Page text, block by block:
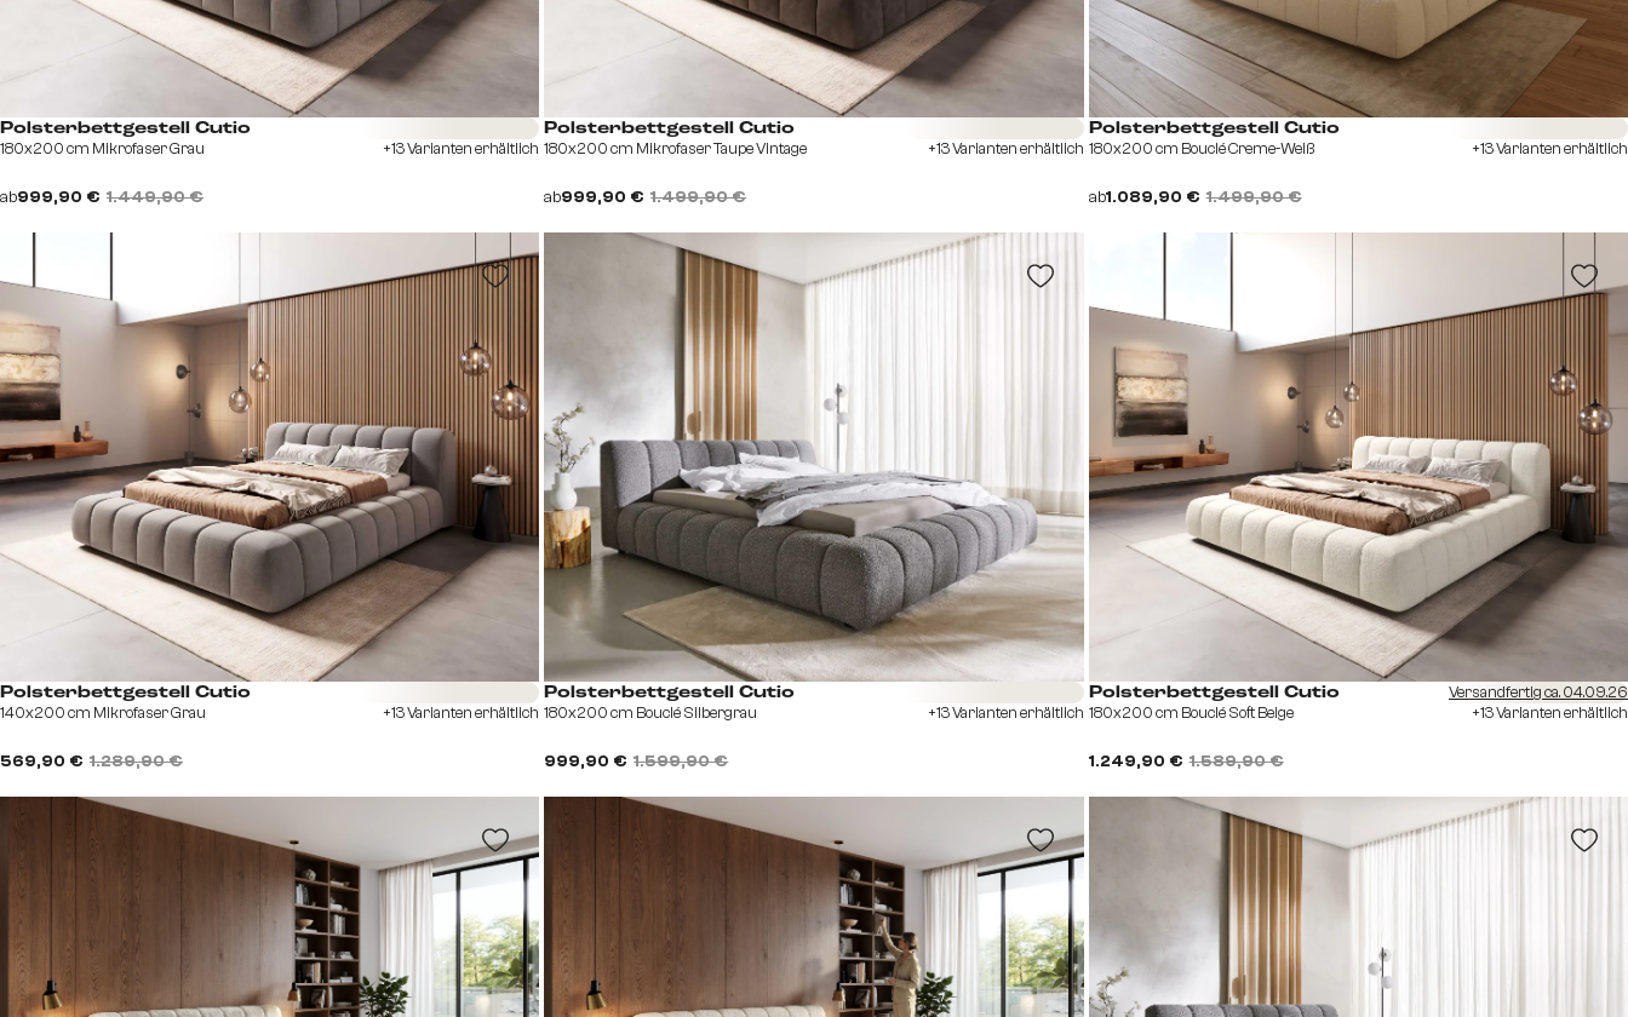
Polsterbettgestell Cutio
180x200 cm Mikrofaser Grau
ab999,90 € 1.449,90 €
Sofort versandfertig
+13 Varianten erhältlich
Polsterbettgestell Cutio
180x200 cm Mikrofaser Taupe Vintage
ab999,90 € 1.499,90 €
Sofort versandfertig
+13 Varianten erhältlich
Polsterbettgestell Cutio
180x200 cm Bouclé Creme-Weiß
ab1.089,90 € 1.499,90 €
Sofort versandfertig
+13 Varianten erhältlich
Polsterbettgestell Cutio
140x200 cm Mikrofaser Grau
569,90 € 1.289,90 €
Sofort versandfertig
+13 Varianten erhältlich
Polsterbettgestell Cutio
180x200 cm Bouclé Silbergrau
999,90 € 1.599,90 €
Sofort versandfertig
+13 Varianten erhältlich
Polsterbettgestell Cutio
180x200 cm Bouclé Soft Beige
1.249,90 € 1.589,90 €
Versandfertig ca. 04.09.26
+13 Varianten erhältlich